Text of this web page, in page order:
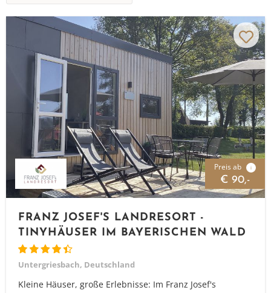
Preis ab i
€ 90,-
FRANZ JOSEF'S LANDRESORT -
TINYHÄUSER IM BAYERISCHEN WALD
Untergriesbach, Deutschland
Kleine Häuser, große Erlebnisse: Im Franz Josef's